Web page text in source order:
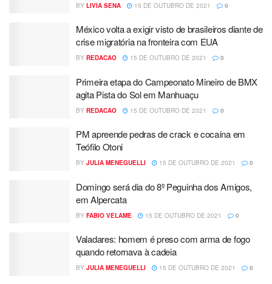
BY LIVIA SENA 15 DE OUTUBRO DE 2021 0
México volta a exigir visto de brasileiros diante de
crise migratória na fronteira com EUA
BY REDACAO 15 DE OUTUBRO DE 2021 0
Primeira etapa do Campeonato Mineiro de BMX
agita Pista do Sol em Manhuaçu
BY REDACAO 15 DE OUTUBRO DE 2021 0
PM apreende pedras de crack e cocaína em
Teófilo Otoni
BY JULIA MENEGUELLI 15 DE OUTUBRO DE 2021 0
Domingo será dia do 8º Peguinha dos Amigos,
em Alpercata
BY FABIO VELAME 15 DE OUTUBRO DE 2021 0
Valadares: homem é preso com arma de fogo
quando retornava à cadeia
BY JULIA MENEGUELLI 15 DE OUTUBRO DE 2021 0